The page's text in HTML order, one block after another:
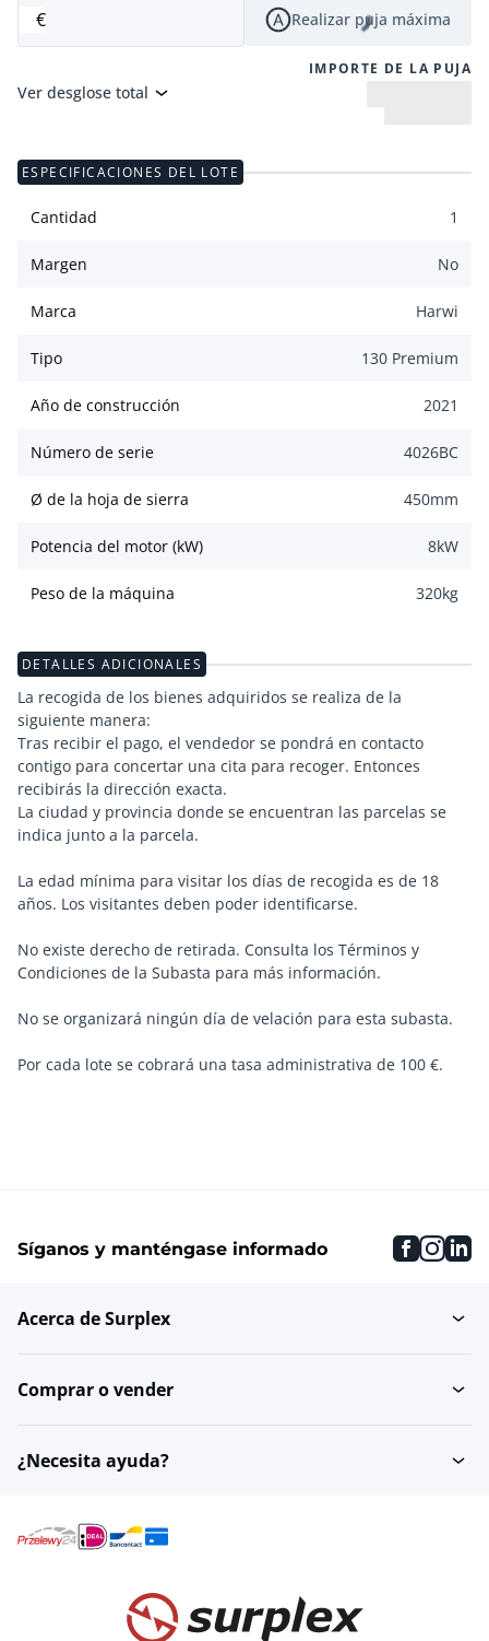
€ Realizar puja máxima
IMPORTE DE LA PUJA
Ver desglose total
ESPECIFICACIONES DEL LOTE
Cantidad 1
Margen No
Marca Harwi
Tipo 130 Premium
Año de construcción 2021
Número de serie 4026BC
Ø de la hoja de sierra 450mm
Potencia del motor (kW) 8kW
Peso de la máquina 320kg
DETALLES ADICIONALES
La recogida de los bienes adquiridos se realiza de la
siguiente manera:
Tras recibir el pago, el vendedor se pondrá en contacto
contigo para concertar una cita para recoger. Entonces
recibirás la dirección exacta.
La ciudad y provincia donde se encuentran las parcelas se
indica junto a la parcela.
La edad mínima para visitar los días de recogida es de 18
años. Los visitantes deben poder identificarse.
No existe derecho de retirada. Consulta los Términos y
Condiciones de la Subasta para más información.
No se organizará ningún día de velación para esta subasta.
Por cada lote se cobrará una tasa administrativa de 100 €.
Síganos y manténgase informado
Acerca de Surplex
Comprar o vender
¿Necesita ayuda?